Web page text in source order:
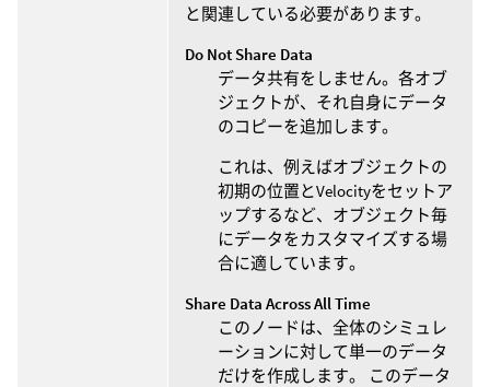
と関連している必要があります。
Do Not Share Data
データ共有をしません。各オブ
ジェクトが、それ自身にデータ
のコピーを追加します。
これは、例えばオブジェクトの
初期の位置とVelocityをセットア
ップするなど、オブジェクト毎
にデータをカスタマイズする場
合に適しています。
Share Data Across All Time
このノードは、全体のシミュレ
ーションに対して単一のデータ
だけを作成します。 このデータ